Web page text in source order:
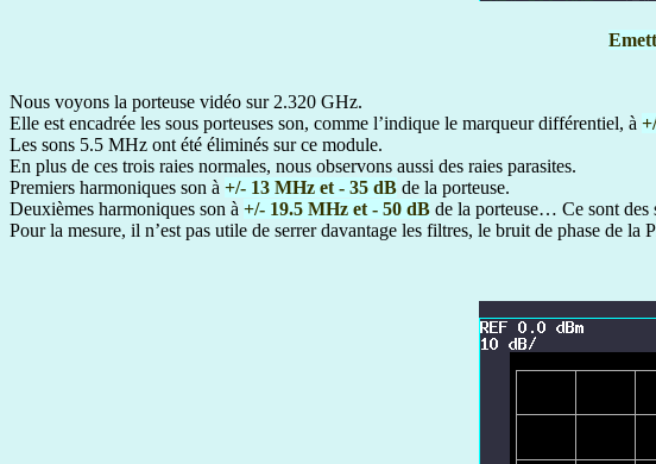
Nous voyons la porteuse vidéo sur 2.320 GHz.
Elle est encadrée les sous porteuses son, comme l’indique le marqueur différentiel, à
Les sons 5.5 MHz ont été éliminés sur ce module.
En plus de ces trois raies normales, nous observons aussi des raies parasites.
Premiers harmoniques son à +/- 13 MHz et - 35 dB de la porteuse.
Deuxièmes harmoniques son à +/- 19.5 MHz et - 50 dB de la porteuse… Ce sont des
Pour la mesure, il n’est pas utile de serrer davantage les filtres, le bruit de phase de la